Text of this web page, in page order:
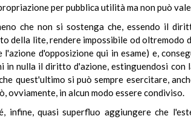
per pubblica utilità ma non può
che non si sostenga che, essendo il
della lite, rendere impossibile od
l'azione d'opposizione qui in esame) e,
in nulla il diritto d'azione, estinguendosi
quest'ultimo si può sempre esercitare,
ovviamente, in alcun modo essere condiviso.
infine, quasi superfluo aggiungere che